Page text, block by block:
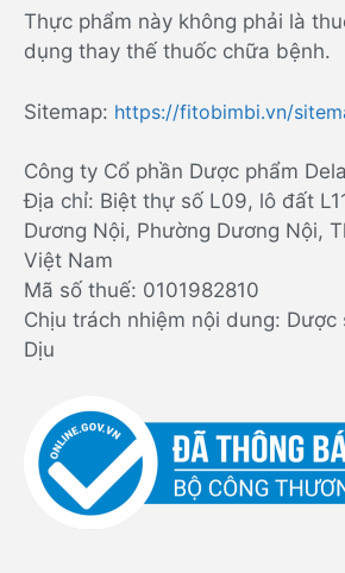
Thực phẩm này không phải là
dụng thay thế thuốc chữa bệnh.
Sitemap: https://fitobimbi.vn/
Công ty Cổ phần Dược phẩm
Địa chỉ: Biệt thự số L09, lô đất
Dương Nội, Phường Dương Nội,
Việt Nam
Mã số thuế: 0101982810
Chịu trách nhiệm nội dung: Dược
Dịu